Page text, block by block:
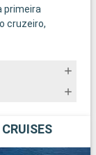
primeira
cruzeiro,